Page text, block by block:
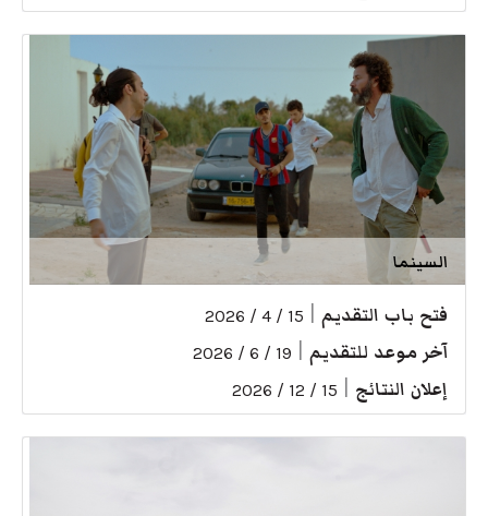
السينما
فتح باب التقديم 15 / 4 / 2026
آخر موعد للتقديم 19 / 6 / 2026
إعلان النتائج 15 / 12 / 2026